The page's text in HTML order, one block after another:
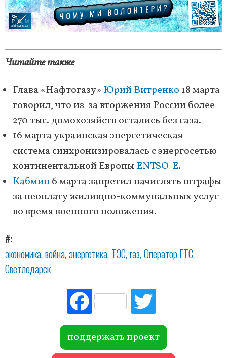
Читайте также
Глава «Нафтогазу» Юрий Витренко 18 марта
говорил, что из-за вторжения России более
270 тыс. домохозяйств остались без газа.
16 марта украинская энергетическая
система синхронизировалась с энергосетью
континентальной ЕвропыENTSO-E.
Кабмин6 марта запретил начислять штрафы
за неоплату жилищно-коммунальных услуг
во время военного положения.
#
экономика война энергетика ТЭС газ Оператор ГТС
Светлодарск
Fac
ebo
ok r
поддержать проект